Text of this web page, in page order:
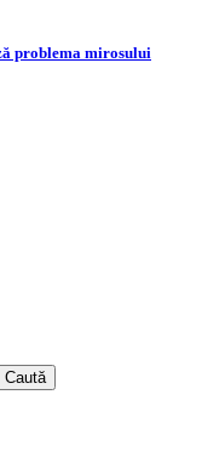
problema mirosului